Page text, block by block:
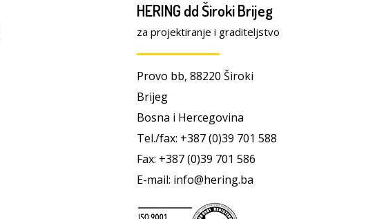
HERING dd Široki Brijeg
za projektiranje i graditeljstvo
Provo bb, 88220 Široki
Brijeg
Bosna i Hercegovina
Tel./fax: +387 (0)39 701 588
Fax: +387 (0)39 701 586
E-mail: info@hering.ba